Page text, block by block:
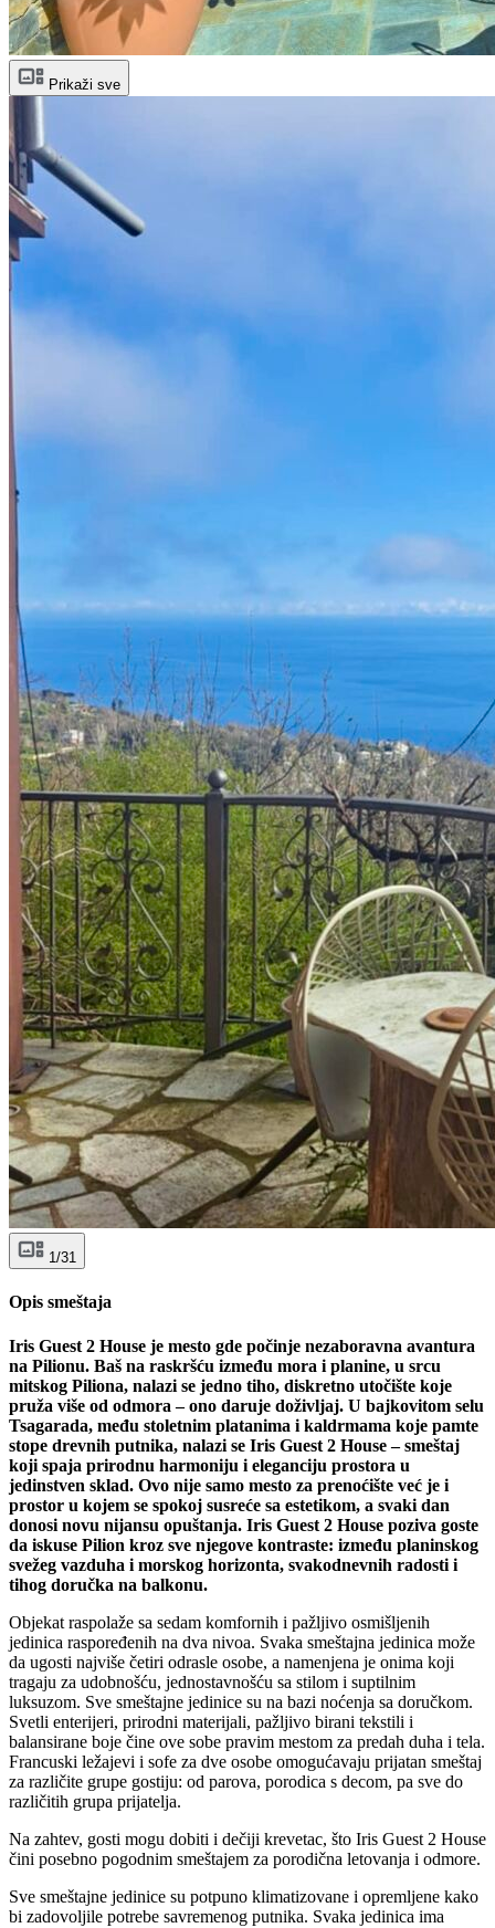
Prikaži sve
1/31
Opis smeštaja
Iris Guest 2 House je mesto gde počinje nezaboravna avantura
na Pilionu. Baš na raskršću između mora i planine, u srcu
mitskog Piliona, nalazi se jedno tiho, diskretno utočište koje
pruža više od odmora – ono daruje doživljaj. U bajkovitom selu
Tsagarada, među stoletnim platanima i kaldrmama koje pamte
stope drevnih putnika, nalazi se Iris Guest 2 House – smeštaj
koji spaja prirodnu harmoniju i eleganciju prostora u
jedinstven sklad. Ovo nije samo mesto za prenoćište već je i
prostor u kojem se spokoj susreće sa estetikom, a svaki dan
donosi novu nijansu opuštanja. Iris Guest 2 House poziva goste
da iskuse Pilion kroz sve njegove kontraste: između planinskog
svežeg vazduha i morskog horizonta, svakodnevnih radosti i
tihog doručka na balkonu.
Objekat raspolaže sa sedam komfornih i pažljivo osmišljenih
jedinica raspoređenih na dva nivoa. Svaka smeštajna jedinica može
da ugosti najviše četiri odrasle osobe, a namenjena je onima koji
tragaju za udobnošću, jednostavnošću sa stilom i suptilnim
luksuzom. Sve smeštajne jedinice su na bazi noćenja sa doručkom.
Svetli enterijeri, prirodni materijali, pažljivo birani tekstili i
balansirane boje čine ove sobe pravim mestom za predah duha i tela.
Francuski ležajevi i sofe za dve osobe omogućavaju prijatan smeštaj
za različite grupe gostiju: od parova, porodica s decom, pa sve do
različitih grupa prijatelja.
Na zahtev, gosti mogu dobiti i dečiji krevetac, što Iris Guest 2 House
čini posebno pogodnim smeštajem za porodična letovanja i odmore.
Sve smeštajne jedinice su potpuno klimatizovane i opremljene kako
bi zadovoljile potrebe savremenog putnika. Svaka jedinica ima